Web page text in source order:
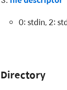
0: stdin, 2:
Directory